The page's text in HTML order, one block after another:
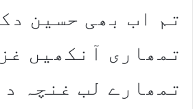
تم اب بھی حسین
تمھاری آنکھیں
تمھارے لب غنچہ